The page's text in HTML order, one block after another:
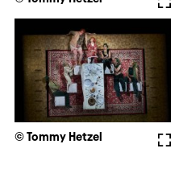
© Tommy Hetzel